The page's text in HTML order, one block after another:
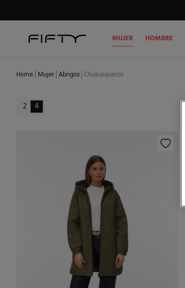
MUJER HOMBRE
Home Mujer Abrigos Chubasqueros
2 4